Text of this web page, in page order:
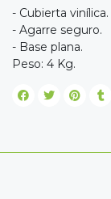
- Cubierta vinílica.
- Agarre seguro.
- Base plana.
Peso: 4 Kg.